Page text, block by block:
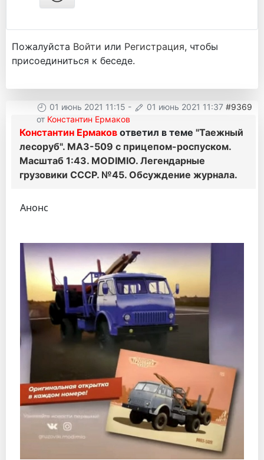
Пожалуйста Войти или Регистрация, чтобы
присоединиться к беседе.
01 июнь 2021 11:15 - 01 июнь 2021 11:37 #9369
от Константин Ермаков
Константин Ермаков ответил в теме "Таежный
лесоруб". МАЗ-509 с прицепом-роспуском.
Масштаб 1:43. MODIMIO. Легендарные
грузовики СССР. №45. Обсуждение журнала.
Анонс